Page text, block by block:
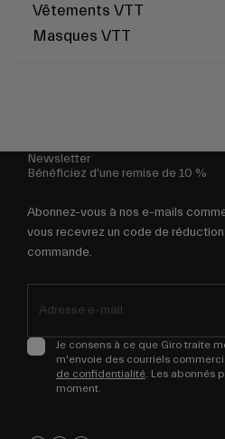
Vêtements VTT
Masques VTT
Newsletter
Bénéficiez d'une remise de 10 %
Abonnez-vous à nos e-mails
vous recevrez un code de
commande.
Je consens à ce que Giro traite
m'envoie des courriels
de confidentialité. Les abonnés
moment.